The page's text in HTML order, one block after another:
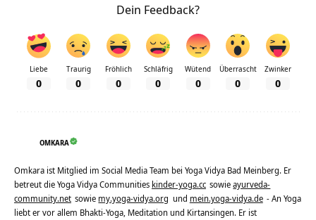
Dein Feedback?
Liebe
0
Traurig
0
Fröhlich
0
Schläfrig
0
Wütend
0
Überrascht
0
Zwinker
0
OMKARA
Omkara ist Mitglied im Social Media Team bei Yoga Vidya Bad Meinberg. Er
betreut die Yoga Vidya Communities kinder-yoga.cc sowieayurveda-
community.net sowie my.yoga-vidya.org und mein.yoga-vidya.de - An Yoga
liebt er vor allem Bhakti-Yoga, Meditation und Kirtansingen. Er ist